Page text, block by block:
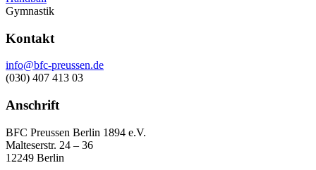
Gymnastik
Kontakt
info@bfc-preussen.de
(030) 407 413 03
Anschrift
BFC Preussen Berlin 1894 e.V.
Malteserstr. 24 – 36
12249 Berlin